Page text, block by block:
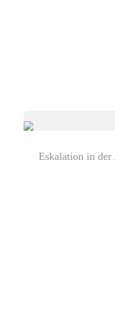
Eskalation in